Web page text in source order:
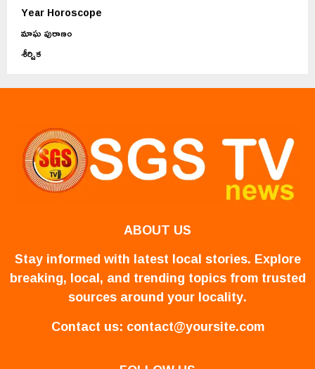
Year Horoscope
మాఘ పురాణం
శీర్షిక
ABOUT US
Stay informed with latest local stories. Explore
breaking, local, and trending topics from trusted
sources around your locality.
Contact us: contact@yoursite.com